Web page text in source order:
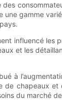
gamme
influencé les
et les
à
chapeaux
du marché